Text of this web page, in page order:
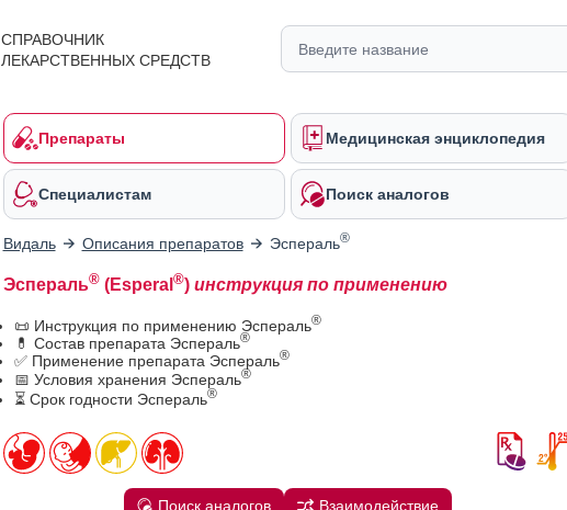
СПРАВОЧНИК
ЛЕКАРСТВЕННЫХ СРЕДСТВ
Препараты Медицинская энциклопедия
Специалистам Поиск аналогов
Видаль Описания препаратов Эспераль®
Эспераль®(Esperal ®) инструкция по применению
📜 Инструкция по применению Эспераль®
💊 Состав препарата Эспераль®
✅ Применение препарата Эспераль®
📅 Условия хранения Эспераль®
⏳ Срок годности Эспераль®
Поиск аналогов Взаимодействие